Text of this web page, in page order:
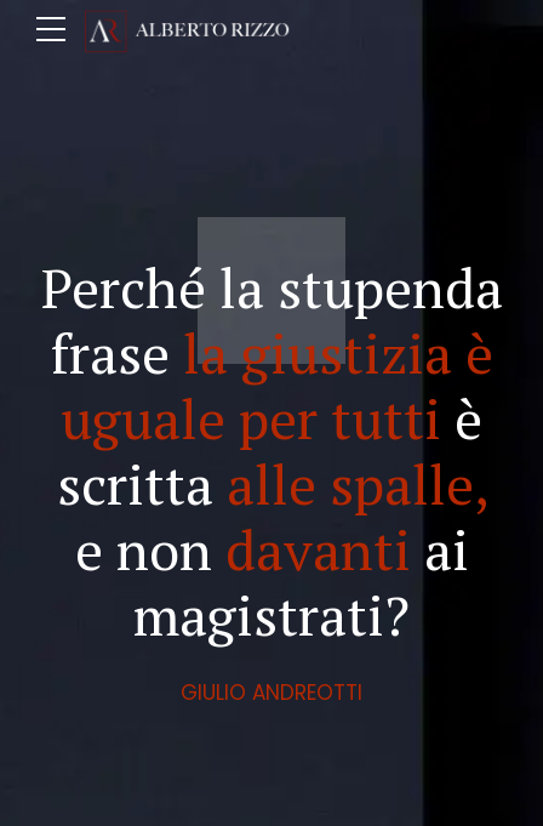
Perché la stupenda
frase la giustizia è
uguale per tutti è
scritta alle spalle,
e non davanti ai
magistrati?
GIULIO ANDREOTTI